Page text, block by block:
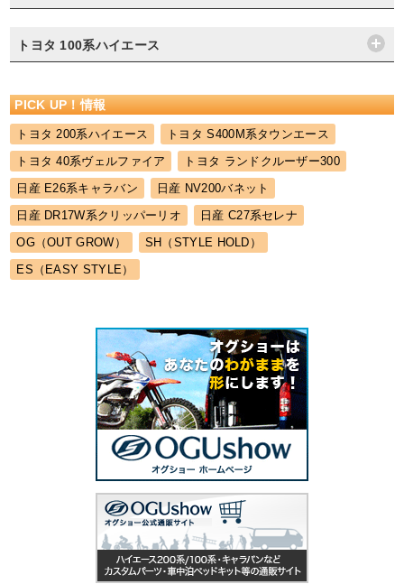
トヨタ 100系ハイエース
PICK UP！情報
トヨタ 200系ハイエース
トヨタ S400M系タウンエース
トヨタ 40系ヴェルファイア
トヨタ ランドクルーザー300
日産 E26系キャラバン
日産 NV200バネット
日産 DR17W系クリッパーリオ
日産 C27系セレナ
OG（OUT GROW）
SH（STYLE HOLD）
ES（EASY STYLE）